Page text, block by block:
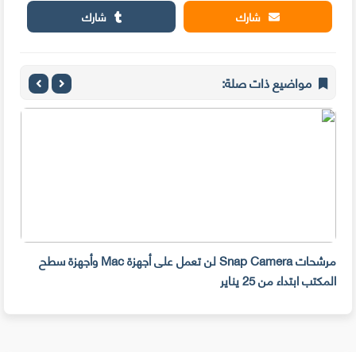
شارك
شارك
مواضيع ذات صلة:
مرشحات Snap Camera لن تعمل على أجهزة Mac وأجهزة سطح
المكتب ابتداء من 25 يناير